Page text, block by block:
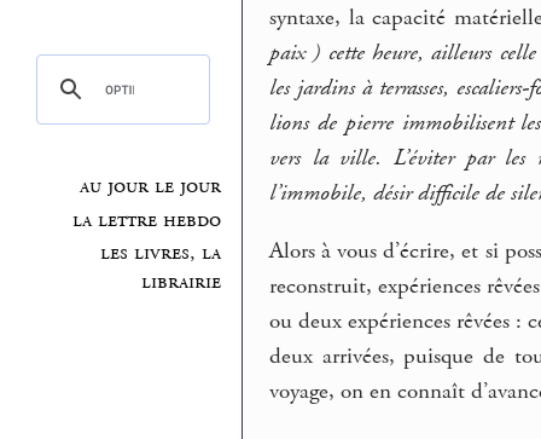
au jour le jour
la lettre hebdo
les livres, la
librairie
syntaxe, la capacité
paix ) cette heure, ailleurs celle
les jardins à terrasses,
lions de pierre immobilisent
vers la ville. L’éviter par
l’immobile, désir difficile de
Alors à vous d’écrire, et si
reconstruit, expériences
ou deux expériences rêvées :
deux arrivées, puisque de
voyage, on en connaît